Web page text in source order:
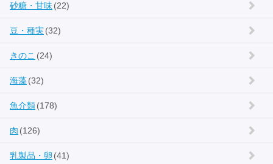
砂糖・甘味(22)
豆・種実(32)
きのこ (24)
海藻(32)
魚介類(178)
肉 (126)
乳製品・卵 (41)